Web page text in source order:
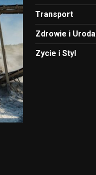
Transport
Zdrowie i Uroda
Zycie i Styl